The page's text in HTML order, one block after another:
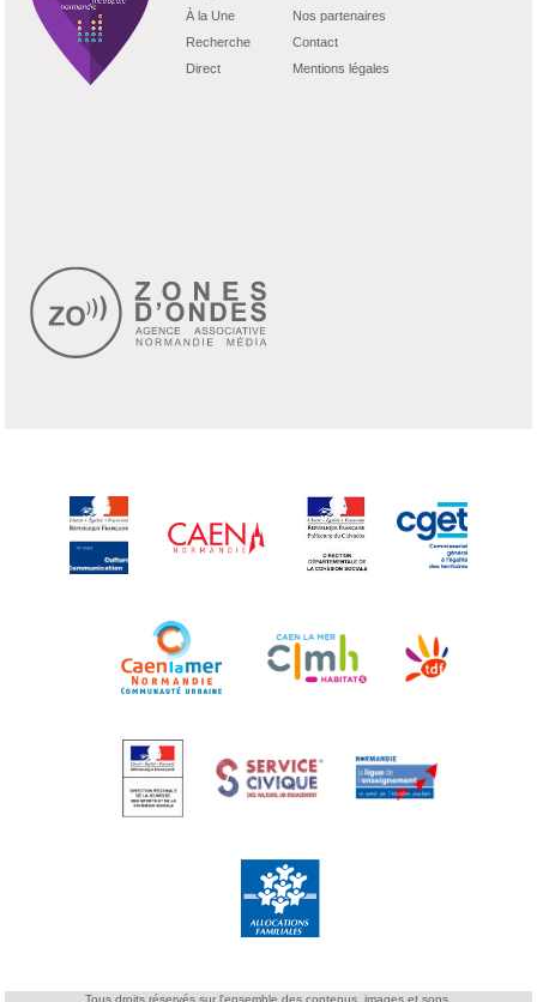
À la Une
Recherche
Direct
Nos partenaires
Contact
Mentions légales
Tous droits réservés sur l'ensemble des contenus, images et sons.